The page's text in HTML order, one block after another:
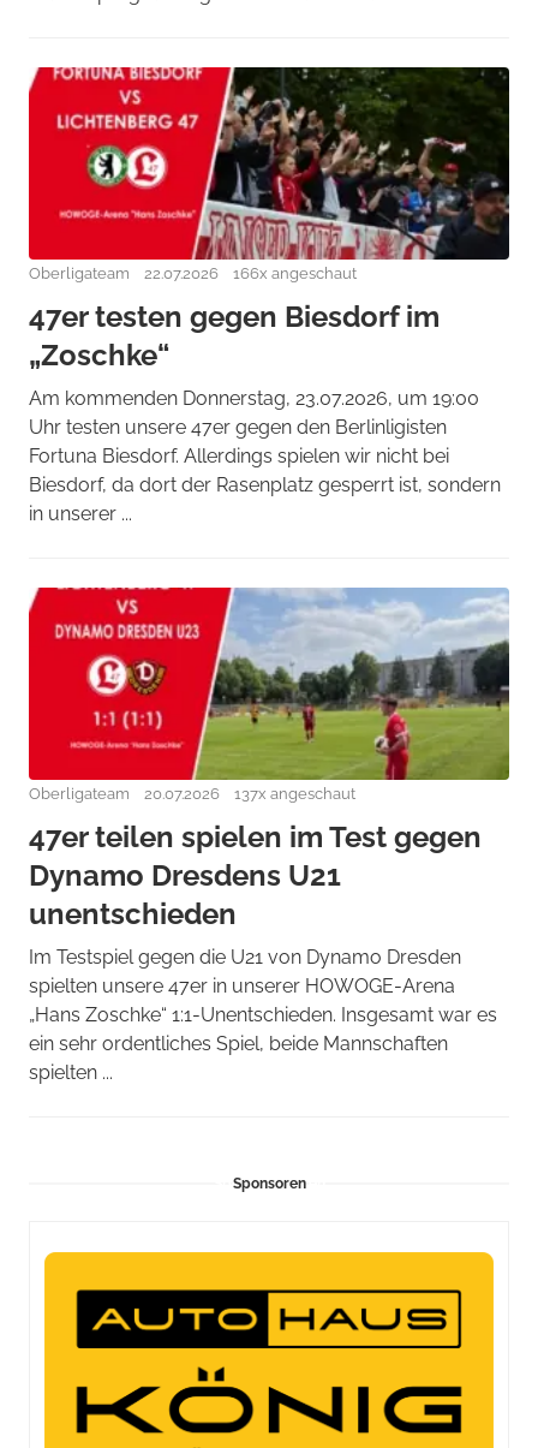
Oberligateam 22.07.2026 166x angeschaut
47er testen gegen Biesdorf im
„Zoschke“
Am kommenden Donnerstag, 23.07.2026, um 19:00
Uhr testen unsere 47er gegen den Berlinligisten
Fortuna Biesdorf. Allerdings spielen wir nicht bei
Biesdorf, da dort der Rasenplatz gesperrt ist, sondern
in unserer ...
Oberligateam 20.07.2026 137x angeschaut
47er teilen spielen im Test gegen
Dynamo Dresdens U21
unentschieden
Im Testspiel gegen die U21 von Dynamo Dresden
spielten unsere 47er in unserer HOWOGE-Arena
„Hans Zoschke“ 1:1-Unentschieden. Insgesamt war es
ein sehr ordentliches Spiel, beide Mannschaften
spielten ...
Sponsoren